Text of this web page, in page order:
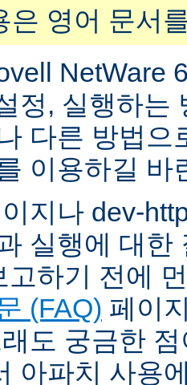
은 영어 문서
NetWare
정, 실행하는
다른 방법
이용하길 바
지나 dev-
실행에 대
고하기 전에
(FAQ) 페이
도 궁금한
아파치 사용